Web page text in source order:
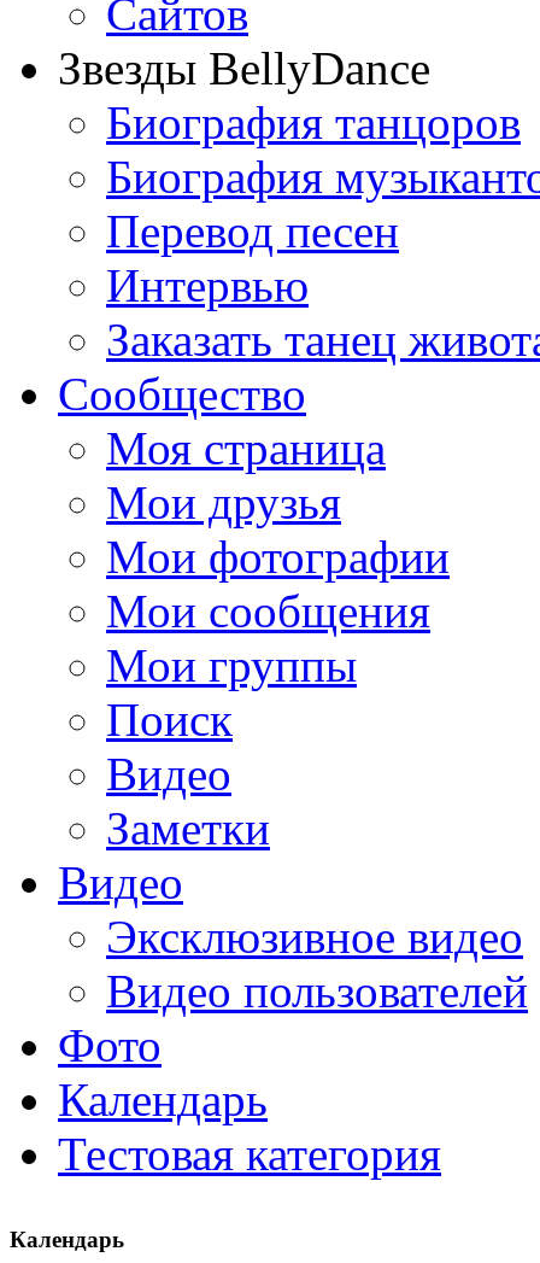
Сайтов
Звезды BellyDance
Биография танцоров
Биография
Перевод песен
Интервью
Заказать танец
Сообщество
Моя страница
Мои друзья
Мои фотографии
Мои сообщения
Мои группы
Поиск
Видео
Заметки
Видео
Эксклюзивное видео
Видео пользователей
Фото
Календарь
Тестовая категория
Календарь